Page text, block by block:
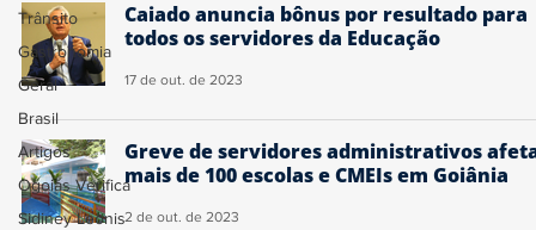
Trânsito
Gastronomia
Geral
Brasil
Artigos
Ogoiás Verifica
Sidiney Leonis
Caiado anuncia bônus por resultado para
todos os servidores da Educação
17 de out. de 2023
Greve de servidores administrativos
mais de 100 escolas e CMEIs em Goiânia
2 de out. de 2023